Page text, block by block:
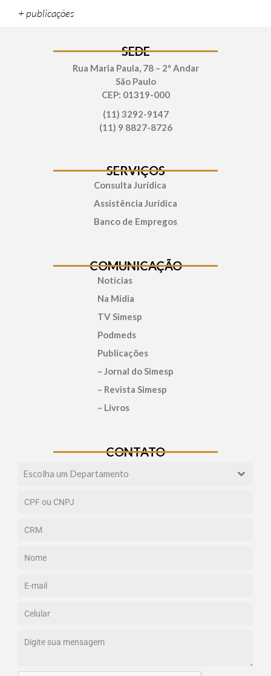
+ publicações
SEDE
Rua Maria Paula, 78 – 2º Andar
São Paulo
CEP: 01319-000
(11) 3292-9147
(11) 9 8827-8726
SERVIÇOS
Consulta Jurídica
Assistência Jurídica
Banco de Empregos
COMUNICAÇÃO
Notícias
Na Mídia
TV Simesp
Podmeds
Publicações
– Jornal do Simesp
– Revista Simesp
– Livros
CONTATO
Escolha um Departamento